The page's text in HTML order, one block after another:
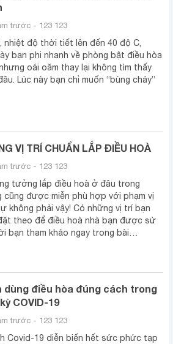
trước - 123 123
nhiệt độ thời tiết lên đến 40 độ C,
bạn phi nhanh về phòng bật điều hòa
oái oăm thay lại không tìm thấy
Lúc này bạn chỉ muốn “bùng cháy”
VỊ TRÍ CHUẨN LẮP ĐIỀU HOÀ
trước - 123 123
tưởng lắp điều hoà ở đâu trong
cũng được miễn phù hợp với phạm vị
không phải vậy! Có những vị trí bạn
theo để điều hoà nhà bạn được sử
bạn tham khảo ngay trong bài…
dùng điều hòa đúng cách trong
COVID-19
trước - 123 123
Covid-19 diễn biến hết sức phức tạp